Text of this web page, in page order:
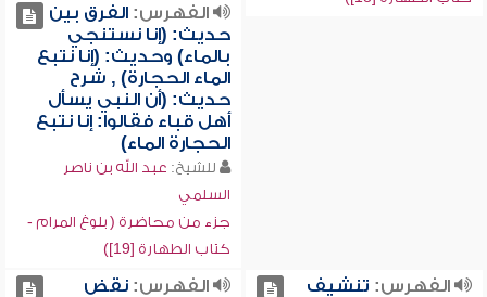
الفهرس:الفرق بين
حديث: (إنا نستنجي
بالماء) وحديث: (إنا نتبع
الماء الحجارة) , شرح
حديث: (أن النبي يسأل
أهل قباء فقالوا: إنا نتبع
الحجارة الماء)
للشيخ: عبد الله بن ناصر
السلمي
جزء من محاضرة ( بلوغ المرام -
كتاب الطهارة [19])
الفهرس: تنشيف
الفهرس:نقض